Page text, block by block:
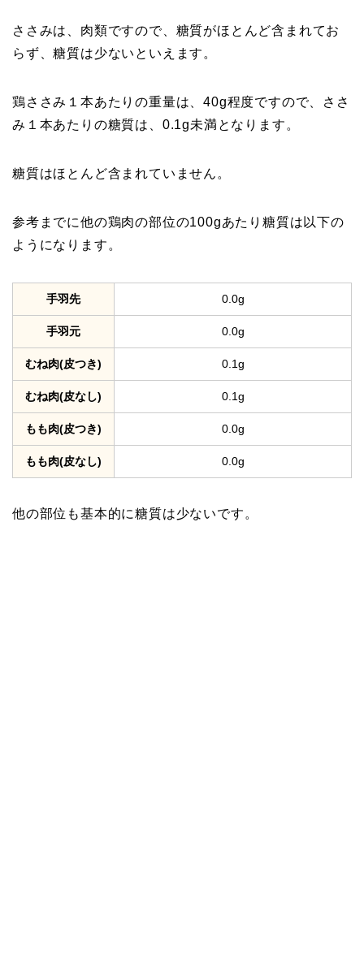
ささみは、肉類ですので、糖質がほとんど含まれてお
らず、糖質は少ないといえます。
鶏ささみ１本あたりの重量は、40g程度ですので、ささ
み１本あたりの糖質は、0.1g未満となります。
糖質はほとんど含まれていません。
参考までに他の鶏肉の部位の100gあたり糖質は以下の
ようになります。
手羽先 0.0g
手羽元 0.0g
むね肉(皮つき) 0.1g
むね肉(皮なし) 0.1g
もも肉(皮つき) 0.0g
もも肉(皮なし) 0.0g
他の部位も基本的に糖質は少ないです。